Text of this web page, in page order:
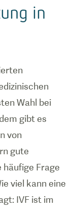
in
Wahl bei
gibt es
von
gute
häufige Frage
viel kann eine
IVF ist im